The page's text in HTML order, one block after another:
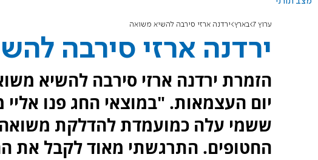
ערוץ 7 בארץ ירדנה ארזי סירבה להשיא משואה
ירדנה ארזי סירבה
הזמרת ירדנה ארזי סירבה להשיא
יום העצמאות. "במוצאי החג פנו
ששמי עלה כמועמדת להדלקת
החטופים. התרגשתי מאוד לקבל את